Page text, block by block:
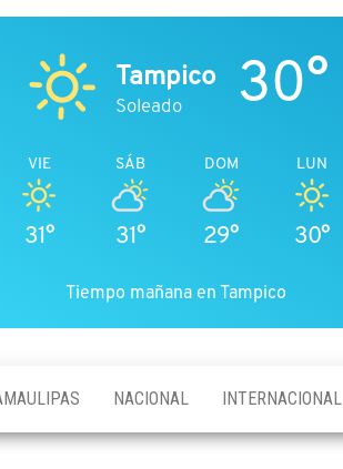
Tampico
Soleado 30°
VIE
31°
SÁB
31°
DOM
29°
LUN
30°
Tiempo mañana en Tampico
NACIONAL INTERNACIONAL